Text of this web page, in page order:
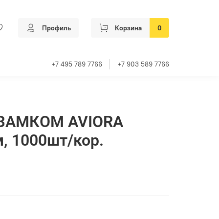
Профиль Корзина 0
+7 495 789 7766 +7 903 589 7766
AVIORA
1000шт/кор.